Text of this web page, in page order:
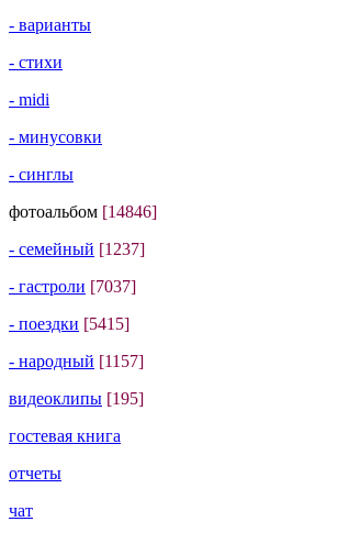
- варианты
- стихи
- midi
- минусовки
- синглы
фотоальбом [14846]
- семейный [1237]
- гастроли [7037]
- поездки [5415]
- народный [1157]
видеоклипы [195]
гостевая книга
отчеты
чат